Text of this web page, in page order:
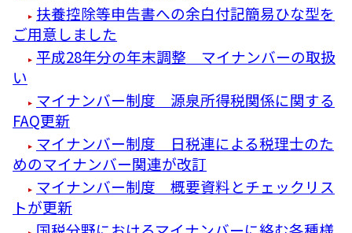
扶養控除等申告書への余白付記簡易ひな型を
ご用意しました
平成28年分の年末調整 マイナンバーの取扱
い
マイナンバー制度 源泉所得税関係に関する
FAQ更新
マイナンバー制度 日税連による税理士のた
めのマイナンバー関連が改訂
マイナンバー制度 概要資料とチェックリス
トが更新